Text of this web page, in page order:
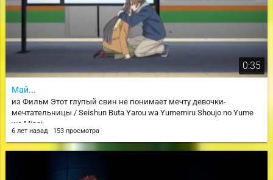
0:35
Май...
из Фильм Этот глупый свин не понимает мечту девочки-
мечтательницы / Seishun Buta Yarou wa Yumemiru Shoujo no Yume
wo Minai
6 лет назад 153 просмотра